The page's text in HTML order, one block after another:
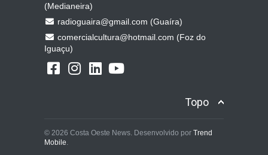
(Medianeira)
radioguaira@gmail.com (Guaíra)
comercialcultura@hotmail.com (Foz do
Iguaçu)
Topo
© 2026 Costa Oeste News. Desenvolvido por Trend
Mobile.